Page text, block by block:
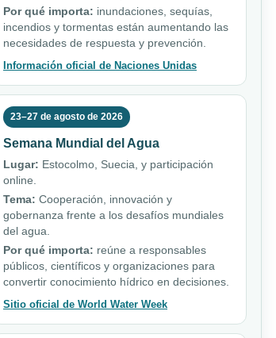
Por qué importa: inundaciones, sequías,
incendios y tormentas están aumentando las
necesidades de respuesta y prevención.
Información oficial de Naciones Unidas
23–27 de agosto de 2026
Semana Mundial del Agua
Lugar: Estocolmo, Suecia, y participación
online.
Tema: Cooperación, innovación y
gobernanza frente a los desafíos mundiales
del agua.
Por qué importa: reúne a responsables
públicos, científicos y organizaciones para
convertir conocimiento hídrico en decisiones.
Sitio oficial de World Water Week